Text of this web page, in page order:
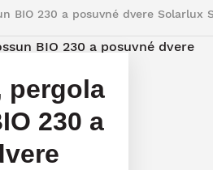
BIO 230 a posuvné dvere Solarlux
pergola
230 a